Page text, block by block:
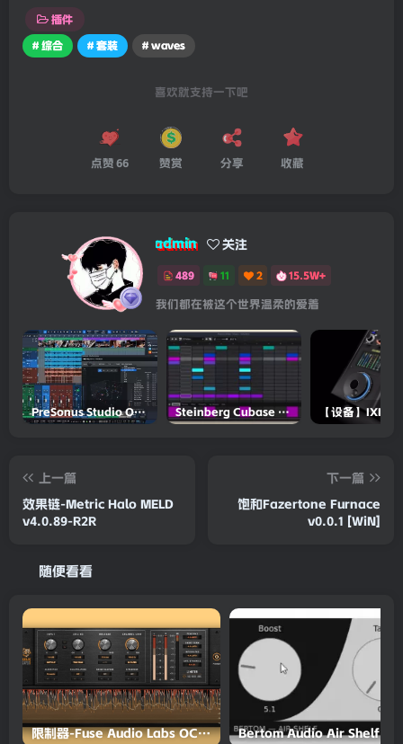
插件
# 综合
# 套装 # waves
喜欢就支持一下吧
点赞 66 赞赏 分享 收藏
admin 关注
489 11 2 15.5W+
我们都在被这个世界温柔的爱着
PreSonus Studio One Pro 7 v7.0.0 Incl Keygen-R2R Steinberg Cubase Pro 14 v14.0.5-R2R
上一篇
效果链-Metric Halo MELD
v4.0.89-R2R
下一篇
饱和Fazertone Furnace
v0.0.1 [WiN]
随便看看
限制器-Fuse Audio Labs OCELOT Limiter v2.7